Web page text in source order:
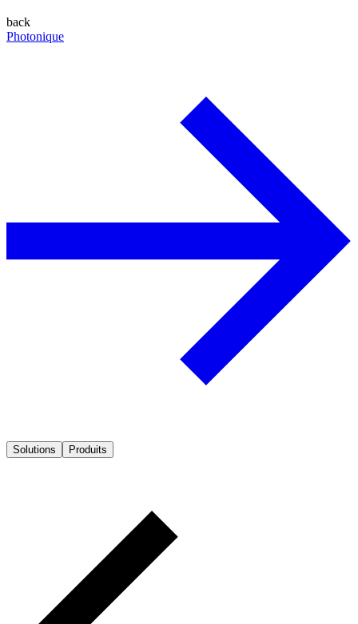
back
Photonique
Solutions Produits